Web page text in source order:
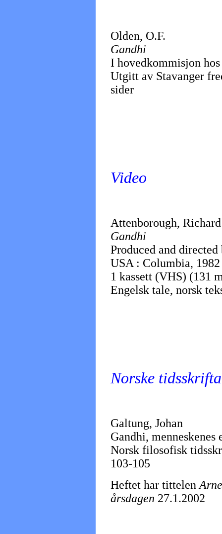
Olden, O.F.
Gandhi
I hovedkommisjon
Utgitt av Stavanger
sider
Video
Attenborough, Richard
Gandhi
Produced and
USA : Columbia,
1 kassett (VHS) (131
Engelsk tale, norsk
Norske
Galtung, Johan
Gandhi, menneskenes
Norsk filosofisk
103-105
Heftet har tittelen
årsdagen 27.1.2002